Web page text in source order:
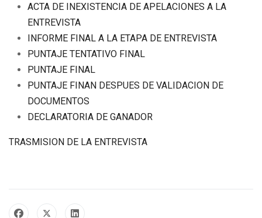
ACTA DE INEXISTENCIA DE APELACIONES A LA
ENTREVISTA
INFORME FINAL A LA ETAPA DE ENTREVISTA
PUNTAJE TENTATIVO FINAL
PUNTAJE FINAL
PUNTAJE FINAN DESPUES DE VALIDACION DE
DOCUMENTOS
DECLARATORIA DE GANADOR
TRASMISION DE LA ENTREVISTA